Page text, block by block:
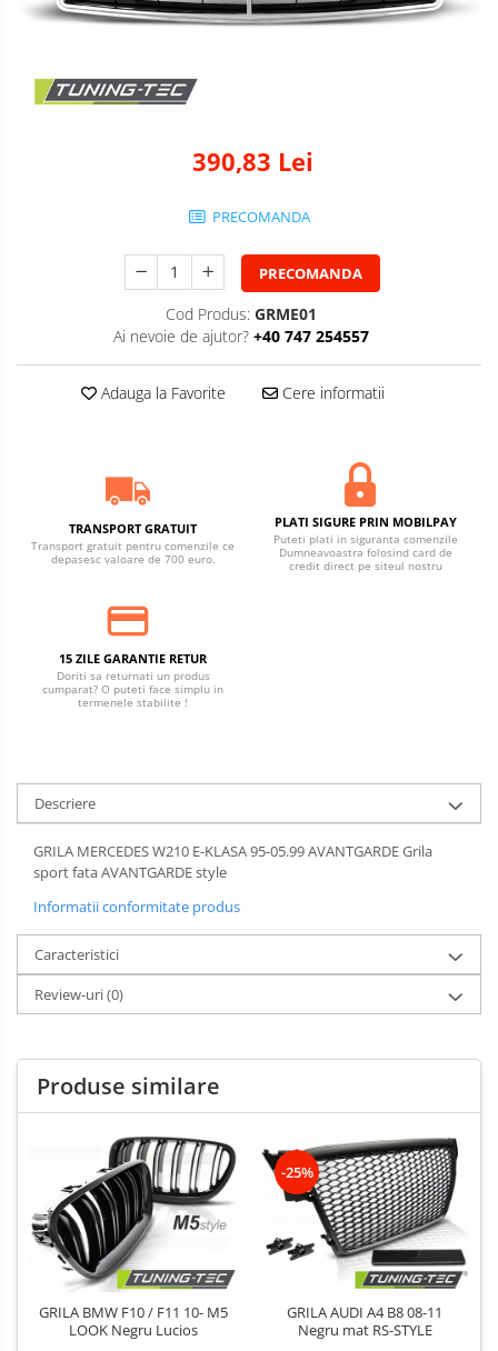
390,83 Lei
PRECOMANDA
PRECOMANDA
Cod Produs: GRME01
Ai nevoie de ajutor? +40 747 254557
Adauga la Favorite Cere informatii
TRANSPORT GRATUIT
Transport gratuit pentru comenzile ce
depasesc valoare de 700 euro.
PLATI SIGURE PRIN MOBILPAY
Puteti plati in siguranta comenzile
Dumneavoastra folosind card de
credit direct pe siteul nostru
15 ZILE GARANTIE RETUR
Doriti sa returnati un produs
cumparat? O puteti face simplu in
termenele stabilite !
Descriere
GRILA MERCEDES W210 E-KLASA 95-05.99 AVANTGARDE Grila
sport fata AVANTGARDE style
Informatii conformitate produs
Caracteristici
Review-uri(0)
Produse similare
GRILA BMW F10 / F11 10- M5
LOOK Negru Lucios
-25%
GRILA AUDI A4 B8 08-11
Negru mat RS-STYLE